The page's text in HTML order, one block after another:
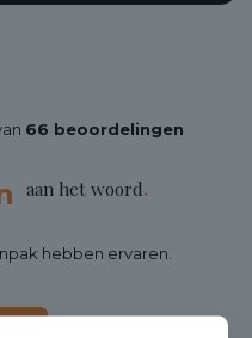
66 beoordelingen
aan het woord.
hebben ervaren.